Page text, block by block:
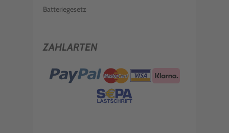
Batteriegesetz
ZAHLARTEN